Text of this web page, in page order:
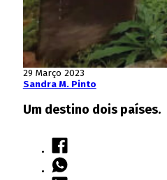
29 Março 2023
Sandra M. Pinto
Um destino dois países.